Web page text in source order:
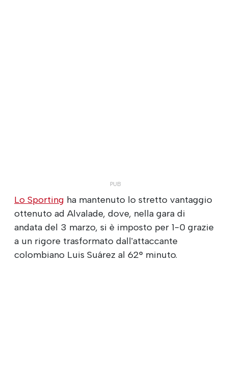
Lo Sporting ha mantenuto lo stretto vantaggio
ottenuto ad Alvalade, dove, nella gara di
andata del 3 marzo, si è imposto per 1-0 grazie
a un rigore trasformato dall'attaccante
colombiano Luis Suárez al 62° minuto.